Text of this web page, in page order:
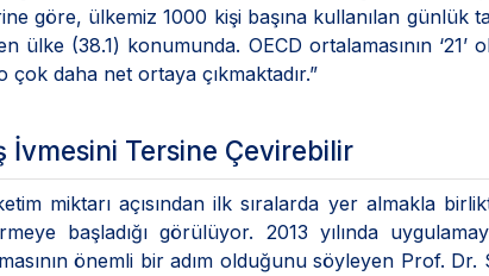
göre, ülkemiz 1000 kişi başına kullanılan günlük
ülke (38.1) konumunda. OECD ortalamasının
daha net ortaya çıkmaktadır.”
İvmesini Tersine Çevirebilir
miktarı açısından ilk sıralarda yer almakla
başladığı görülüyor. 2013 yılında
önemli bir adım olduğunu söyleyen Prof. Dr.